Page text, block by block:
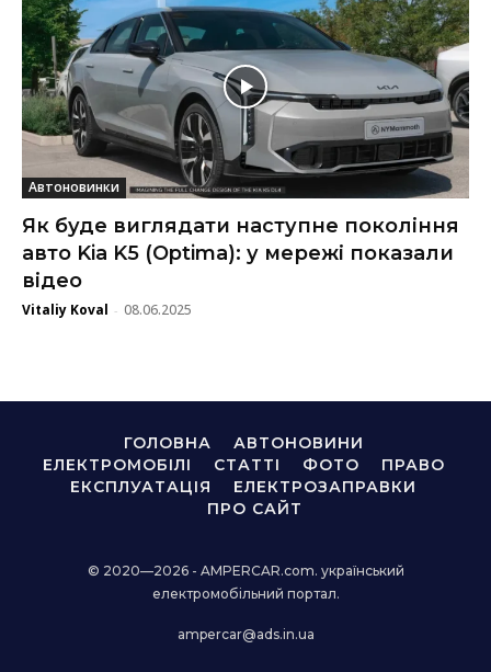
Автоновинки
Як буде виглядати наступне покоління
авто Kia K5 (Optima): у мережі показали
відео
Vitaliy Koval - 08.06.2025
ГОЛОВНА
АВТОНОВИНИ
ЕЛЕКТРОМОБІЛІ
СТАТТІ ФОТО
ПРАВО
ЕКСПЛУАТАЦІЯ
ЕЛЕКТРОЗАПРАВКИ
ПРО САЙТ
© 2020—2026 - AMPERCAR.com. український
електромобільний портал.
ampercar@ads.in.ua